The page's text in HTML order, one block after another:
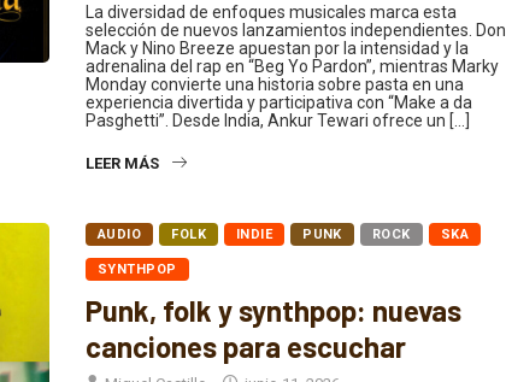
La diversidad de enfoques musicales marca esta
selección de nuevos lanzamientos independientes. Don
Mack y Nino Breeze apuestan por la intensidad y la
adrenalina del rap en “Beg Yo Pardon”, mientras Marky
Monday convierte una historia sobre pasta en una
experiencia divertida y participativa con “Make a da
Pasghetti”. Desde India, Ankur Tewari ofrece un […]
LEER MÁS
AUDIO FOLK INDIE PUNK ROCK SKA
SYNTHPOP
Punk, folk y synthpop: nuevas
canciones para escuchar